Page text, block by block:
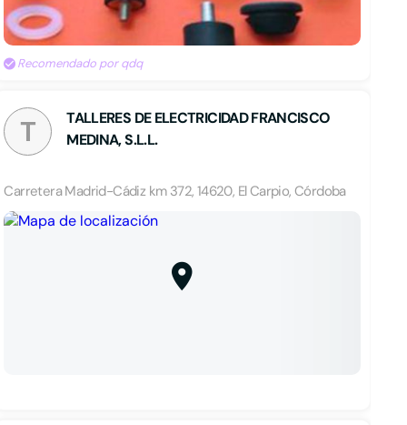
Recomendado por qdq
T
TALLERES DE ELECTRICIDAD FRANCISCO
MEDINA, S.L.L.
Carretera Madrid-Cádiz km 372, 14620, El Carpio, Córdoba